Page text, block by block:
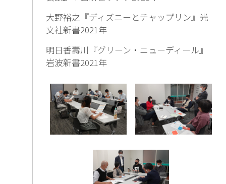
大野裕之『ディズニーとチャップリン』光
文社新書2021年
明日香壽川『グリーン・ニューディール』
岩波新書2021年